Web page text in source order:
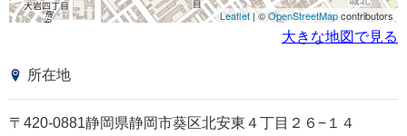
Leaflet | ©OpenStreetMapcontributors
大きな地図で見る
所在地
〒420-0881静岡県静岡市葵区北安東４丁目２６−１４